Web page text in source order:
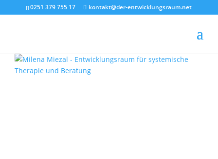
0251 379 755 17 kontakt@der-entwicklungsraum.net